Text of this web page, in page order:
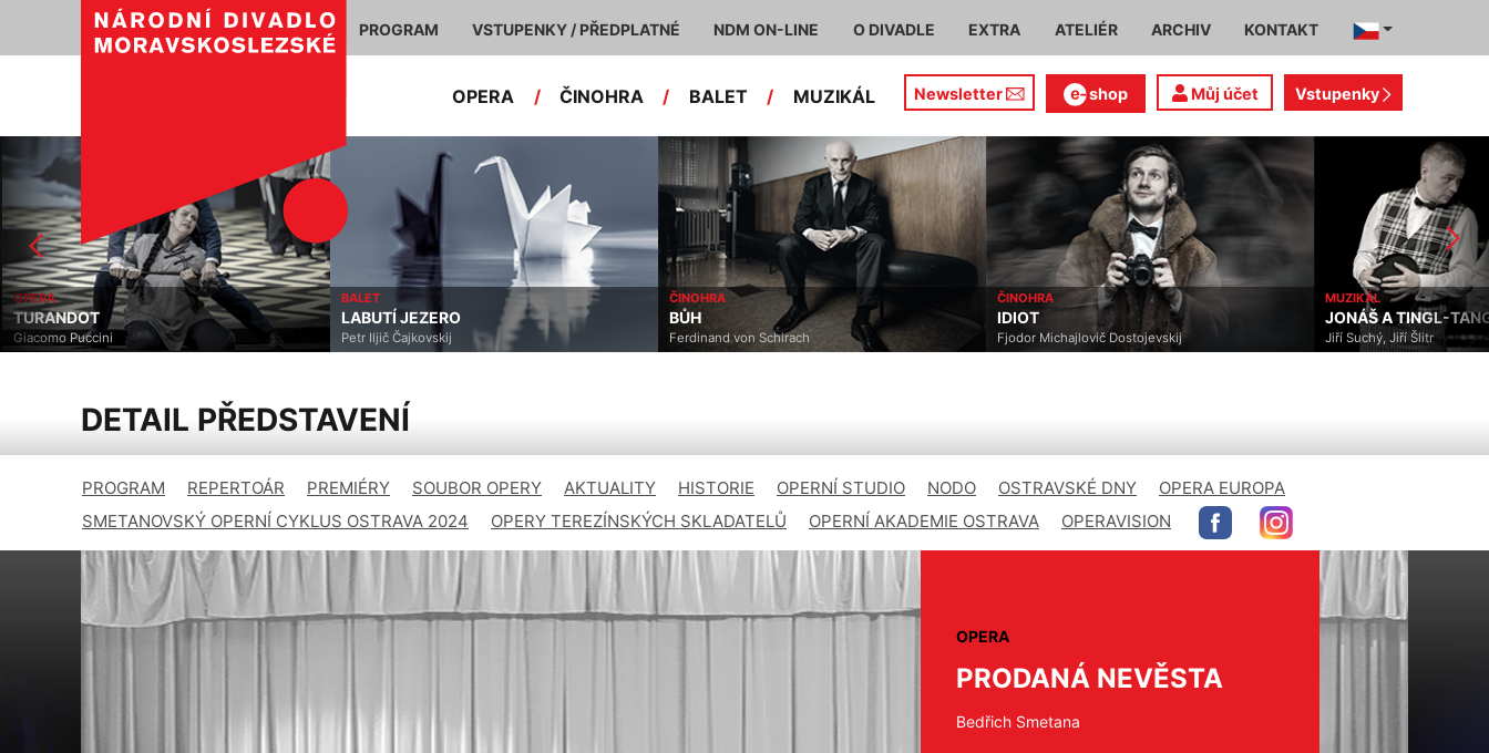
PROGRAM VSTUPENKY / PŘEDPLATNÉ NDM ON-LINE O DIVADLE EXTRA ATELIÉR ARCHIV KONTAKT
OPERA / ČINOHRA / BALET / MUZIKÁL Newsletter shop Můj účet Vstupenky
OPERA
TURANDOT
Giacomo Puccini
BALET
LABUTÍ JEZERO
Petr Iljič Čajkovskij
ČINOHRA
BŮH
Ferdinand von Schirach
ČINOHRA
IDIOT
Fjodor Michajlovič Dostojevskij
MUZIKÁL
JONÁŠ A TINGL-
Jiří Suchý, Jiří Šlitr
DETAIL PŘEDSTAVENÍ
PROGRAM REPERTOÁR PREMIÉRY SOUBOR OPERY AKTUALITY HISTORIE OPERNÍ STUDIO NODO OSTRAVSKÉ DNY
OPERA EUROPA
SMETANOVSKÝ OPERNÍ CYKLUS OSTRAVA 2024
OPERY TEREZÍNSKÝCH SKLADATELŮ OPERNÍ AKADEMIE OSTRAVA OPERAVISION
OPERA
PRODANÁ NEVĚSTA
Bedřich Smetana